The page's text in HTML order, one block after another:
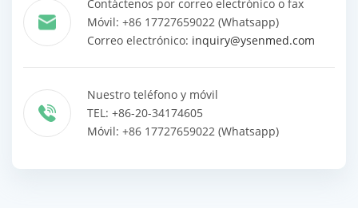
Contáctenos por correo electrónico o fax
Móvil: +86 17727659022 (Whatsapp)
Correo electrónico: inquiry@ysenmed.com
Nuestro teléfono y móvil
TEL: +86-20-34174605
Móvil: +86 17727659022 (Whatsapp)